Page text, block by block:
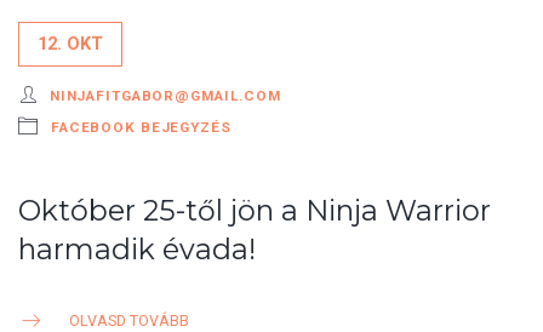
12. OKT
NINJAFITGABOR@GMAIL.COM
FACEBOOK BEJEGYZÉS
Október 25-től jön a Ninja Warrior
harmadik évada!
OLVASD TOVÁBB